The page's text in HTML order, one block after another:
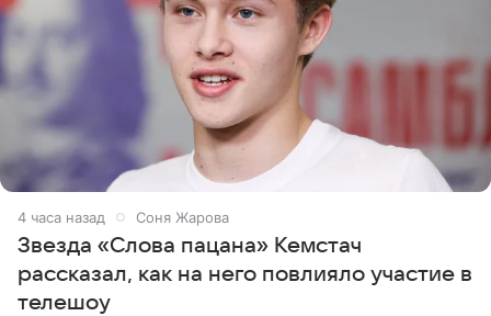
4 часа назад Соня Жарова
Звезда «Слова пацана» Кемстач
рассказал, как на него повлияло участие в
телешоу